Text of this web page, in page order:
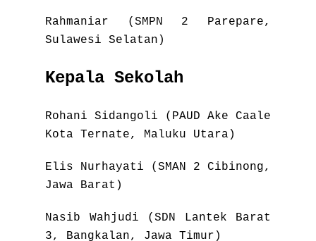
Rahmaniar (SMPN 2 Parepare,
Sulawesi Selatan)
Kepala Sekolah
Rohani Sidangoli (PAUD Ake Caale
Kota Ternate, Maluku Utara)
Elis Nurhayati (SMAN 2 Cibinong,
Jawa Barat)
Nasib Wahjudi (SDN Lantek Barat
3, Bangkalan, Jawa Timur)